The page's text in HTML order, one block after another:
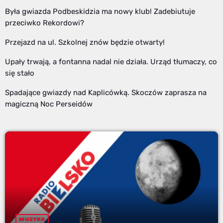
Była gwiazda Podbeskidzia ma nowy klub! Zadebiutuje
przeciwko Rekordowi?
Przejazd na ul. Szkolnej znów będzie otwarty!
Upały trwają, a fontanna nadal nie działa. Urząd tłumaczy, co
się stało
Spadające gwiazdy nad Kaplicówką. Skoczów zaprasza na
magiczną Noc Perseidów
MUZYKA